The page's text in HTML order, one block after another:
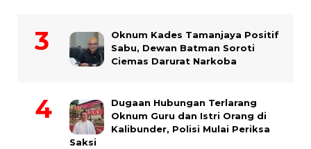
Oknum Kades Tamanjaya Positif
Sabu, Dewan Batman Soroti
Ciemas Darurat Narkoba
Dugaan Hubungan Terlarang
Oknum Guru dan Istri Orang di
Kalibunder, Polisi Mulai Periksa
Saksi